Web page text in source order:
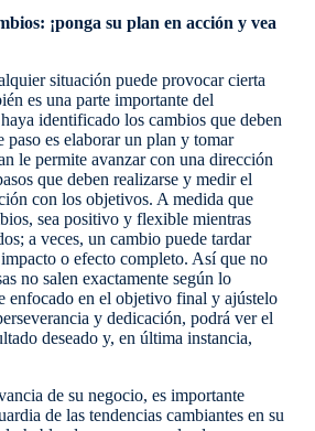
¡ponga su plan en acción y vea
situación puede provocar cierta
es una parte importante del
identificado los cambios que deben
paso es elaborar un plan y tomar
le permite avanzar con una dirección
que deben realizarse y medir el
con los objetivos. A medida que
sea positivo y flexible mientras
a veces, un cambio puede tardar
o efecto completo. Así que no
no salen exactamente según lo
enfocado en el objetivo final y ajústelo
y dedicación, podrá ver el
deseado y, en última instancia,
de su negocio, es importante
de las tendencias cambiantes en su